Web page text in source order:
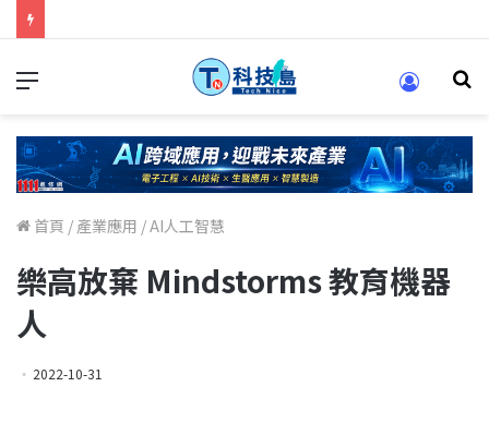
首頁 / 產業應用 /AI人工智慧
樂高放棄 Mindstorms 教育機器
人
2022-10-31